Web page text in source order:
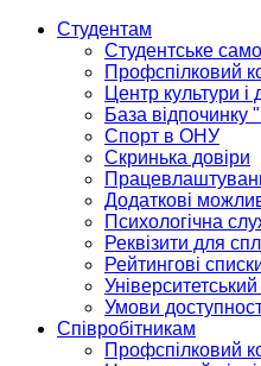
Студентам
Студентське
Профспілковий
Центр культури і
База відпочинку
Спорт в ОНУ
Скринька довіри
Додаткові
Психологічна
Реквізити для
Рейтингові
Умови
Співробітникам
Профспілковий